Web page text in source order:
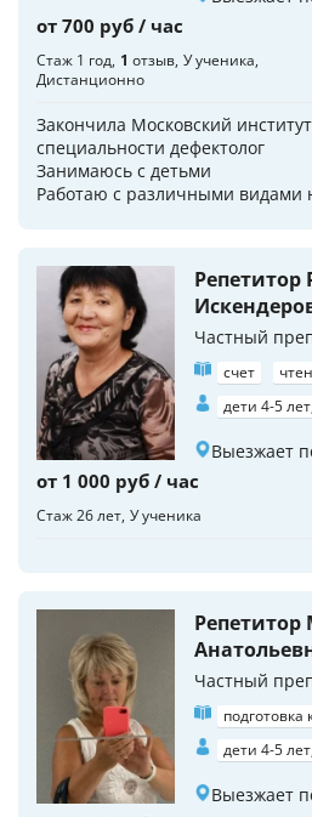
от 700 руб / час
Стаж 1 год 1 отзыв У ученика
Дистанционно
Закончила Московский
специальности дефектолог
Занимаюсь с детьми
Работаю с различными видами
Репетитор
Частный
счет
дети 4-5
Выезжает
от 1 000 руб / час
Стаж 26 лет У ученика
Репетитор
Частный
подготовка
дети 4-5
Выезжает